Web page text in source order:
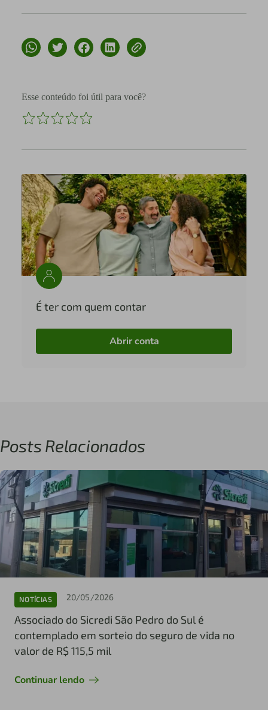
Esse conteúdo foi útil para você?
É ter com quem contar
Abrir conta
Posts Relacionados
NOTÍCIAS 20/05/2026
Associado do Sicredi São Pedro do Sul é
contemplado em sorteio do seguro de vida no
valor de R$ 115,5 mil
Continuar lendo